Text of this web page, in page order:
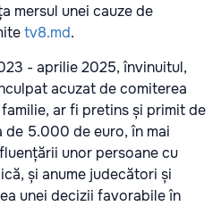
mersul unei cauze de
tv8.md.
- aprilie 2025, învinuitul,
acuzat de comiterea
ar fi pretins și primit de
de 5.000 de euro, în mai
unor persoane cu
și anume judecători și
unei decizii favorabile în